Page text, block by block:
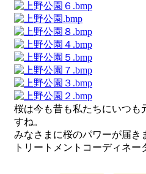
桜は今も昔も私たちにいつも
すね。
みなさまに桜のパワーが届き
トリートメントコーディネ